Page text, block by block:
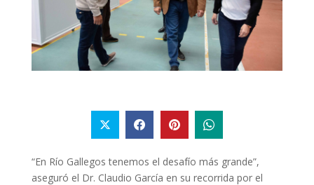
“En Río Gallegos tenemos el desafío más grande”,
aseguró el Dr. Claudio García en su recorrida por el